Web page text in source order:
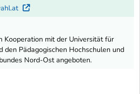
Externer Link
Kooperation mit der Universität für
den Pädagogischen Hochschulen und
Nord-Ost angeboten.